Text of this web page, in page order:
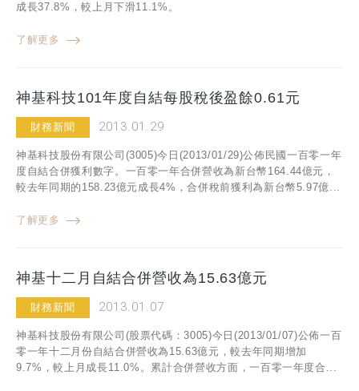
成長37.8%，較上月下滑11.1%。
了解更多
神基科技101年度自結每股稅後盈餘0.61元
財務新聞 2013.01.29
神基科技股份有限公司(3005)今日(2013/01/29)公佈民國一百零一年
度自結合併獲利數字。一百零一年合併營收為新台幣164.44億元，
較去年同期的158.23億元成長4%，合併稅前獲利為新台幣5.97億...
了解更多
神基十二月自結合併營收為15.63億元
財務新聞 2013.01.07
神基科技股份有限公司(股票代碼：3005)今日(2013/01/07)公佈一百
零一年十二月份自結合併營收為15.63億元，較去年同期增加
9.7%，較上月成長11.0%。累計合併營收方面，一百零一年度合...